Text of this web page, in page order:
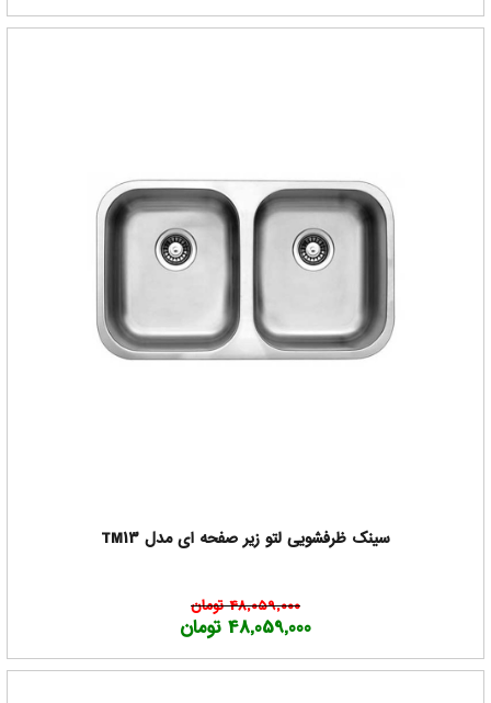
سینک ظرفشویی لتو زیر صفحه ای مدل TM13
48,059,000 تومان
48,059,000 تومان